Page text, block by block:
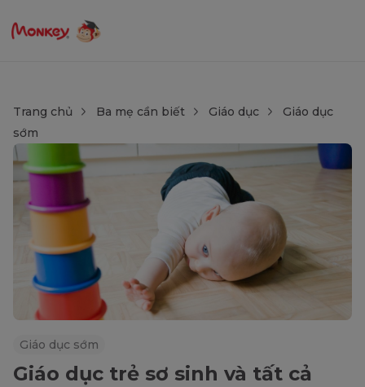
Trang chủ Ba mẹ cần biết Giáo dục
Giáo dục
sớm
Giáo dục sớm
Giáo dục trẻ sơ sinh và tất cả